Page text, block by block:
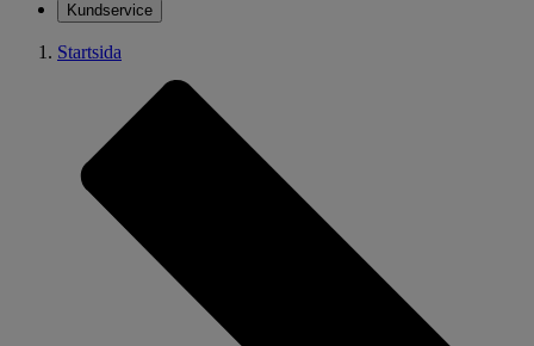
Kundservice
Startsida